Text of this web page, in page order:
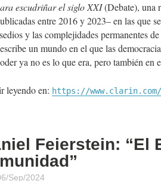
escudriñar el siglo XXI(Debate), una
entre 2016 y 2023– en las que
y las complejidades permanentes
un mundo en el que las
ya no es lo que era, pero también en
leyendo en: https://
Feierstein: “El
Sep/2024